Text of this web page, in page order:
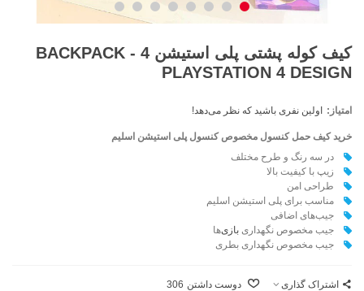
کیف کوله پشتی پلی استیشن 4 - BACKPACK
PLAYSTATION 4 DESIGN
امتیاز: اولین نفری باشید که نظر می‌دهد!
خرید کیف حمل کنسول مخصوص کنسول‌ پلی استیشن اسلیم
در سه رنگ و طرح مختلف
زیپ با کیفیت بالا
طراحی امن
مناسب برای پلی استیشن اسلیم
جیب‌های اضافی
جیب مخصوص نگهداریبازی‌ها
جیب مخصوص نگهداری بطری
اشتراک گذاری دوست داشتن 306